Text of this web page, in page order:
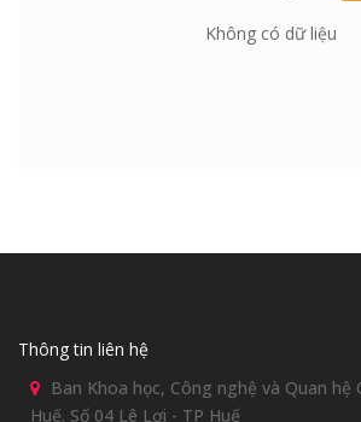
Không có dữ liệu
Thông tin liên hệ
Ban Khoa học, Công nghệ và Quan hệ
Huế. Số 04 Lê Lợi - TP Huế